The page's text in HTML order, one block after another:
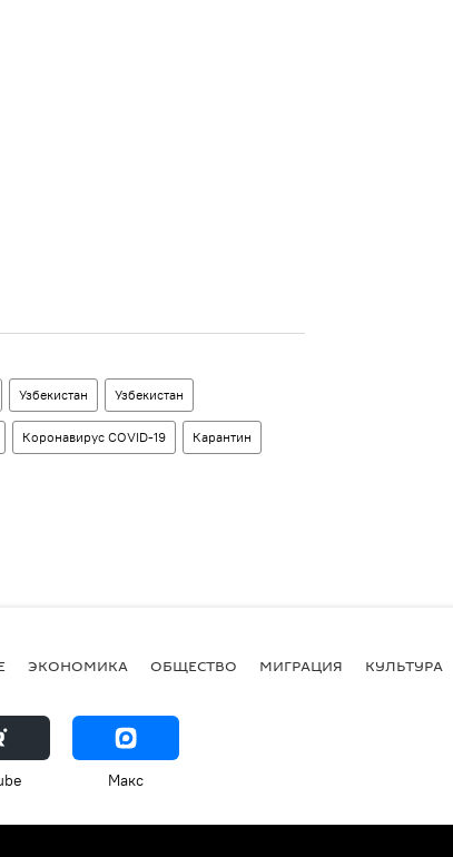
Узбекистан Узбекистан
Коронавирус COVID-19 Карантин
ЭКОНОМИКА ОБЩЕСТВО МИГРАЦИЯ КУЛЬТУРА
Макс